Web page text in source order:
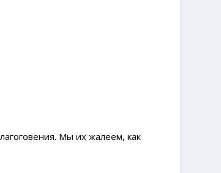
Мы их жалеем, как